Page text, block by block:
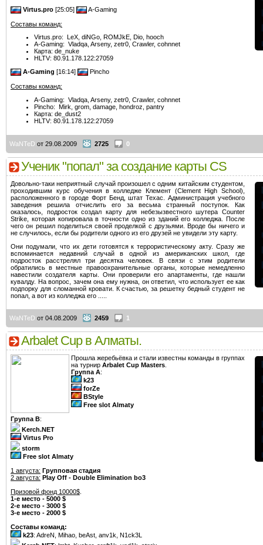
Virtus.pro [25:05] A-Gaming
Составы команд:
Virtus.pro: LeX, diNGo, ROMJkE, Dio, hooch
A-Gaming: Vladqa, Arseny, zetr0, Crawler, cohnnet
Карта: de_nuke
HLTV: 80.91.178.122:27059
A-Gaming [16:14] Pincho
Составы команд:
A-Gaming: Vladqa, Arseny, zetr0, Crawler, cohnnet
Pincho: Mirk, grom, damage, hondroz, pantry
Карта: de_dust2
HLTV: 80.91.178.122:27059
WaNTeD от 29.08.2009 2725 0
Ученик "попал" за создание карты CS
Довольно-таки неприятный случай произошел с одним китайским студентом,
проходившим курс обучения в колледже Клемент (Clement High School),
расположенного в городе Форт Бенд, штат Техас. Администрация учебного
заведения решила отчислить его за весьма странный поступок. Как
оказалось, подросток создал карту для небезызвестного шутера Counter
Strike, которая копировала в точности одно из зданий его колледжа. После
чего он решил поделиться своей проделкой с друзьями. Вроде бы ничего и
не случилось, если бы родители одного из его друзей не увидели эту карту.
Они подумали, что их дети готовятся к террористическому акту. Сразу же
вспоминается недавний случай в одной из американских школ, где
подросток расстрелял три десятка человек. В связи с этим родители
обратились в местные правоохранительные органы, которые немедленно
навестили создателя карты. Они проверили его апартаменты, где нашли
кувалду. На вопрос, зачем она ему нужна, он ответил, что использует ее как
подпорку для сломанной кровати. К счастью, за решетку бедный студент не
попал, а вот из колледжа его .....
WaNTeD от 04.08.2009 2459 1
Arbalet Cup в Алматы.
Прошла жеребьёвка и стали известны команды в группах
на турнир Arbalet Cup Masters
Группа А:
k23
forZe
BStyle
Free slot Almaty
Группа B:
Kerch.NET
Virtus Pro
storm
Free slot Almaty
1 августа: Групповая стадия
2 августа: Play Off - Double Elimination bo3
Призовой фонд 10000$
1-е место - 5000 $
2-е место - 3000 $
3-е место - 2000 $
Составы команд:
k23: AdreN, Mihao, beAst, anv1k, N1ck3L